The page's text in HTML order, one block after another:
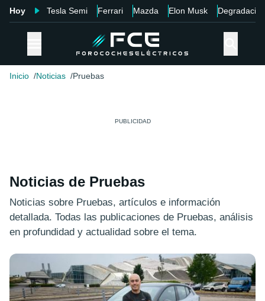
Hoy Tesla Semi Ferrari Mazda Elon Musk Degradación
Inicio Noticias Pruebas
Noticias de Pruebas
Noticias sobre Pruebas, artículos e información
detallada. Todas las publicaciones de Pruebas, análisis
en profundidad y actualidad sobre el tema.